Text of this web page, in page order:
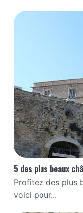
5 des plus beaux
Profitez des plus
voici pour...